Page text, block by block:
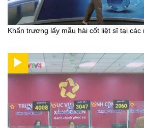
Khẩn trương lấy mẫu hài cốt liệt sĩ tại